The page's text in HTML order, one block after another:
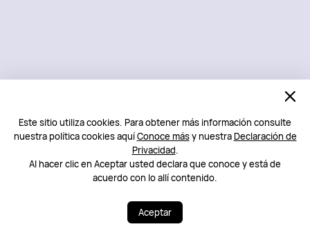
Este sitio utiliza cookies. Para obtener más información consulte
nuestra política cookies aquíConoce másy nuestraDeclaración de
Privacidad.
Al hacer clic en Aceptar usted declara que conoce y está de
acuerdo con lo allí contenido.
Aceptar